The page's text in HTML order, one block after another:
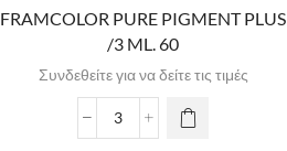
FRAMCOLOR PURE PIGMENT PLUS
/3 ML. 60
Συνδεθείτε για να δείτε τις τιμές